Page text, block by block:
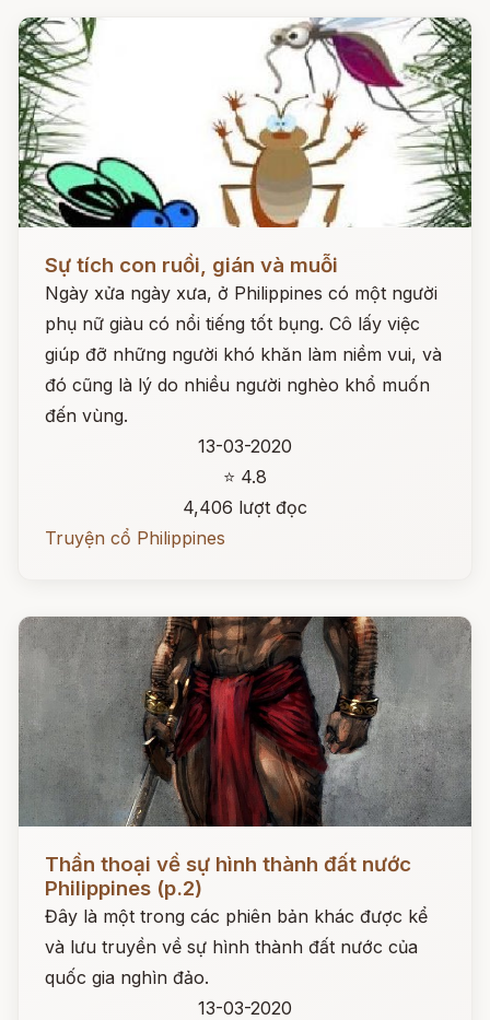
Sự tích con ruồi, gián và muỗi
Ngày xửa ngày xưa, ở Philippines có một người
phụ nữ giàu có nổi tiếng tốt bụng. Cô lấy việc
giúp đỡ những người khó khăn làm niềm vui, và
đó cũng là lý do nhiều người nghèo khổ muốn
đến vùng.
13-03-2020
⭐ 4.8
4,406 lượt đọc
Truyện cổ Philippines
Đọc ngay
Thần thoại về sự hình thành đất nước
Philippines (p.2)
Đây là một trong các phiên bản khác được kể
và lưu truyền về sự hình thành đất nước của
quốc gia nghìn đảo.
13-03-2020